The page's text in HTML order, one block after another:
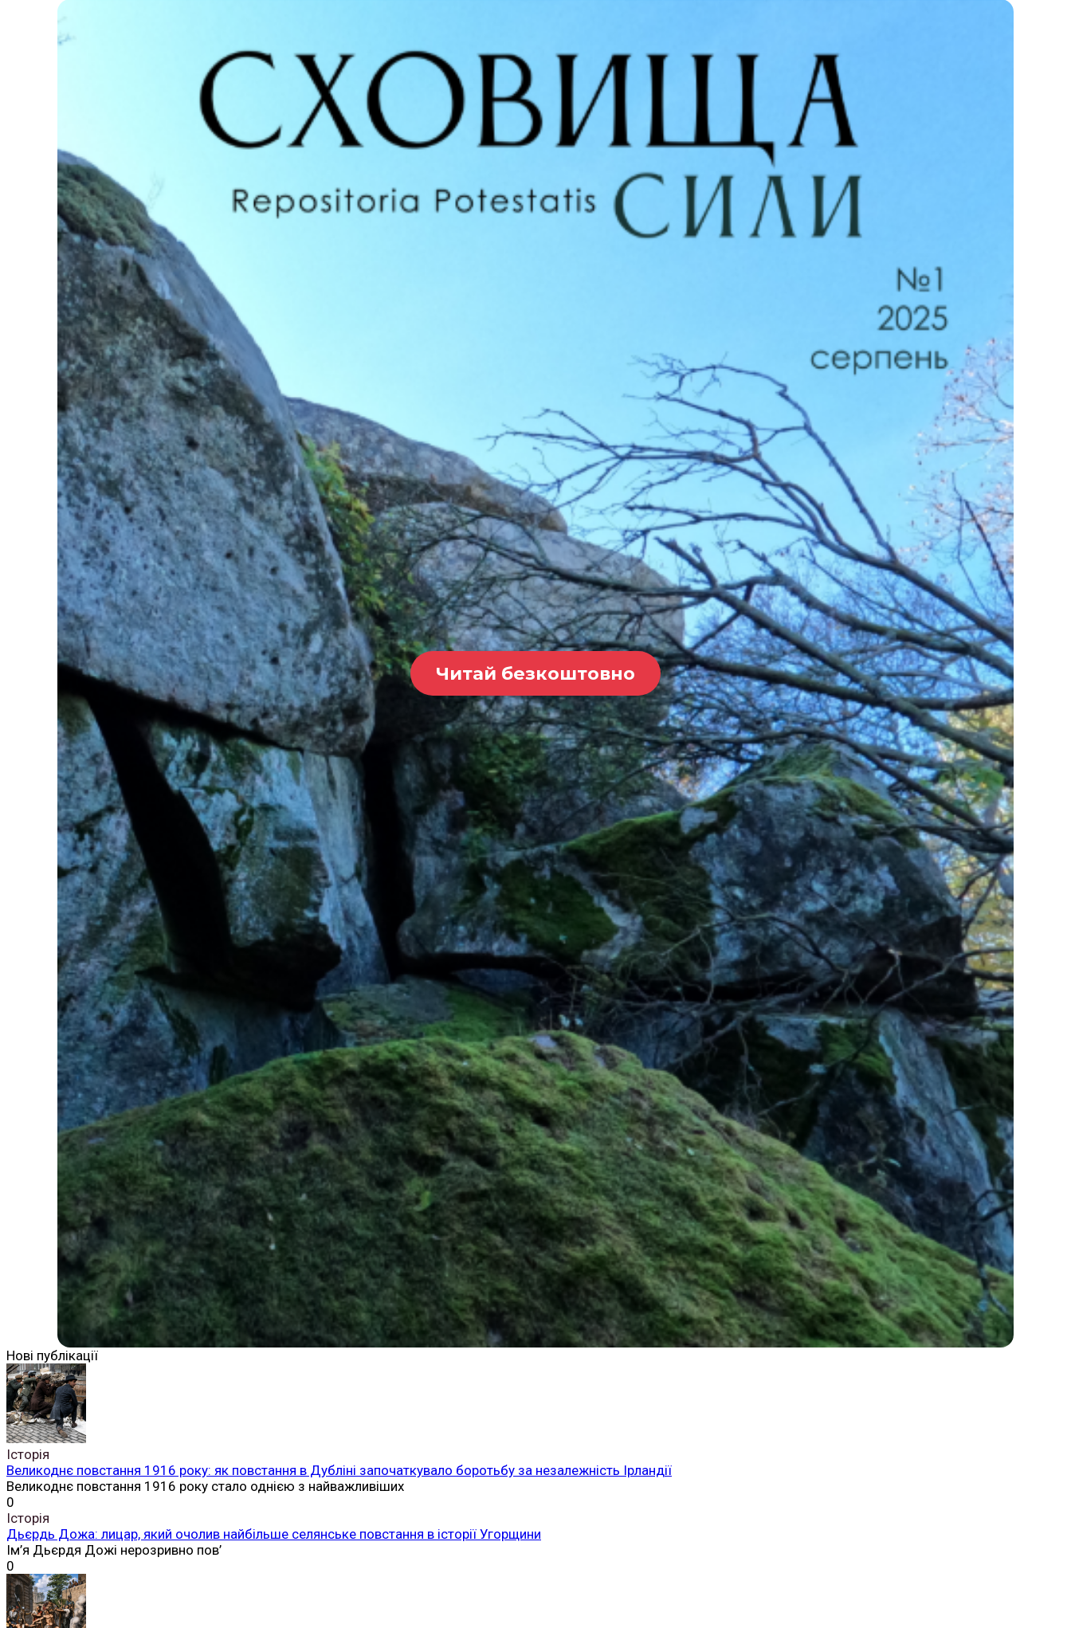
Читай безкоштовно
Нові публікації
Історія
Великоднє повстання 1916 року: як повстання в Дубліні започаткувало боротьбу за незалежність Ірландії
Великоднє повстання 1916 року стало однією з найважливіших
0
Історія
Дьєрдь Дожа: лицар, який очолив найбільше селянське повстання в історії Угорщини
Ім’я Дьєрдя Дожі нерозривно пов’
0